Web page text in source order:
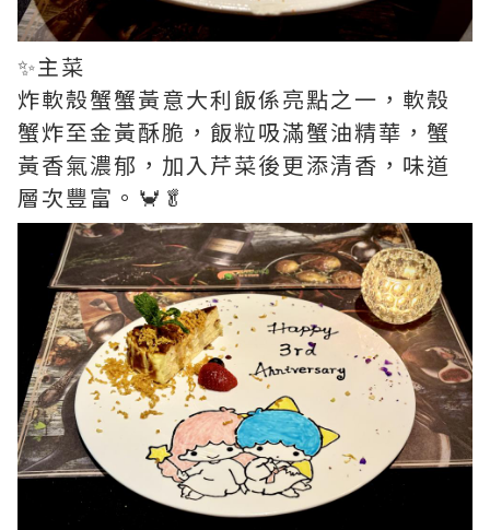
✨主菜
炸軟殼蟹蟹黃意大利飯係亮點之一，軟殼
蟹炸至金黃酥脆，飯粒吸滿蟹油精華，蟹
黃香氣濃郁，加入芹菜後更添清香，味道
層次豐富。🦀🥬